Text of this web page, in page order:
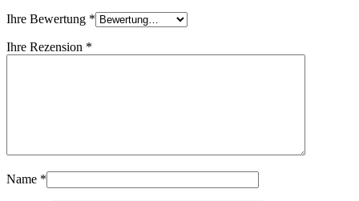
Ihre Bewertung *
Ihre Rezension *
Name *